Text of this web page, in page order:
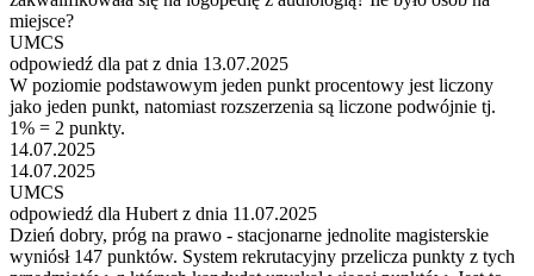
miejsce?
UMCS
odpowiedź dla pat z dnia 13.07.2025
W poziomie podstawowym jeden punkt procentowy jest liczony
jako jeden punkt, natomiast rozszerzenia są liczone podwójnie tj.
1% = 2 punkty.
14.07.2025
14.07.2025
UMCS
odpowiedź dla Hubert z dnia 11.07.2025
Dzień dobry, próg na prawo - stacjonarne jednolite magisterskie
wyniósł 147 punktów. System rekrutacyjny przelicza punkty z tych